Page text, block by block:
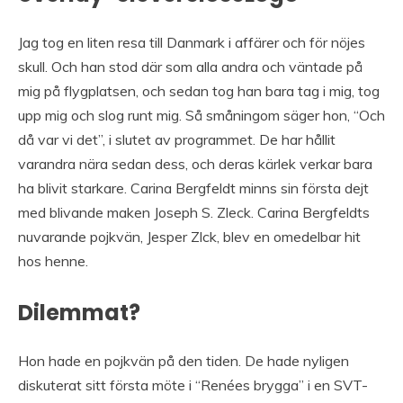
Jag tog en liten resa till Danmark i affärer och för nöjes
skull. Och han stod där som alla andra och väntade på
mig på flygplatsen, och sedan tog han bara tag i mig, tog
upp mig och slog runt mig. Så småningom säger hon, “Och
då var vi det”, i slutet av programmet. De har hållit
varandra nära sedan dess, och deras kärlek verkar bara
ha blivit starkare. Carina Bergfeldt minns sin första dejt
med blivande maken Joseph S. Zleck. Carina Bergfeldts
nuvarande pojkvän, Jesper Zlck, blev en omedelbar hit
hos henne.
Dilemmat?
Hon hade en pojkvän på den tiden. De hade nyligen
diskuterat sitt första möte i “Renées brygga” i en SVT-